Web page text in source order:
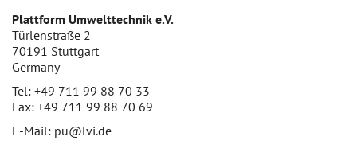
Plattform Umwelttechnik e.V.
Türlenstraße 2
70191 Stuttgart
Germany
Tel: +49 711 99 88 70 33
Fax: +49 711 99 88 70 69
E-Mail: pu@lvi.de